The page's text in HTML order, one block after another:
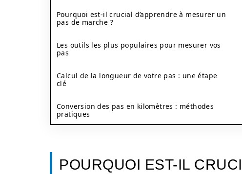
Pourquoi est-il crucial d’apprendre à mesurer un
pas de marche ?
Les outils les plus populaires pour mesurer vos
pas
Calcul de la longueur de votre pas : une étape
clé
Conversion des pas en kilomètres : méthodes
pratiques
POURQUOI EST-IL